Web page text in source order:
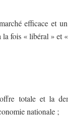
efficace et
fois « libéral » et
totale et la
nationale ;